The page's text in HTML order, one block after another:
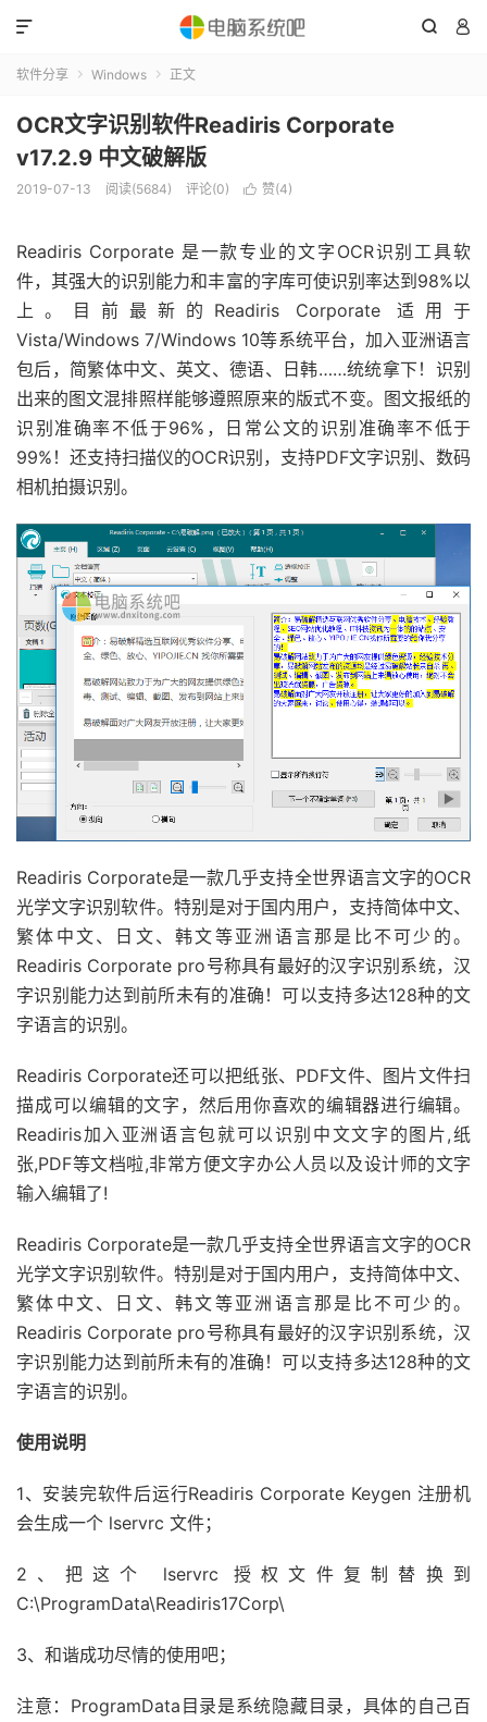
 

软件分享  Windows  正文
OCR文字识别软件Readiris Corporate
v17.2.9 中文破解版
2019-07-13 阅读(5684) 评论(0)  赞(4)
Readiris Corporate 是一款专业的文字OCR识别工具软
件，其强大的识别能力和丰富的字库可使识别率达到98%以
上。目前最新的Readiris Corporate 适用于
Vista/Windows 7/Windows 10等系统平台，加入亚洲语言
包后，简繁体中文、英文、德语、日韩……统统拿下！识别
出来的图文混排照样能够遵照原来的版式不变。图文报纸的
识别准确率不低于96%，日常公文的识别准确率不低于
99%！还支持扫描仪的OCR识别，支持PDF文字识别、数码
相机拍摄识别。
Readiris Corporate是一款几乎支持全世界语言文字的OCR
光学文字识别软件。特别是对于国内用户，支持简体中文、
繁体中文、日文、韩文等亚洲语言那是比不可少的。
Readiris Corporate pro号称具有最好的汉字识别系统，汉
字识别能力达到前所未有的准确！可以支持多达128种的文
字语言的识别。
Readiris Corporate还可以把纸张、PDF文件、图片文件扫
描成可以编辑的文字，然后用你喜欢的编辑器进行编辑。
Readiris加入亚洲语言包就可以识别中文文字的图片,纸
张,PDF等文档啦,非常方便文字办公人员以及设计师的文字
输入编辑了!
Readiris Corporate是一款几乎支持全世界语言文字的OCR
光学文字识别软件。特别是对于国内用户，支持简体中文、
繁体中文、日文、韩文等亚洲语言那是比不可少的。
Readiris Corporate pro号称具有最好的汉字识别系统，汉
字识别能力达到前所未有的准确！可以支持多达128种的文
字语言的识别。
使用说明
1、安装完软件后运行Readiris Corporate Keygen 注册机
会生成一个 lservrc 文件；
2、把这个 lservrc 授权文件复制替换到
C:\ProgramData\Readiris17Corp\
3、和谐成功尽情的使用吧；
注意：ProgramData目录是系统隐藏目录，具体的自己百